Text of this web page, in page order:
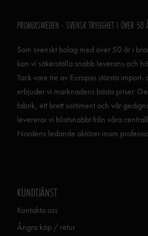
PROMIXSWEDEN - SVENSK TRYGGHET I ÖVER 50
Som svenskt bolag med över 50 år i
kan vi säkerställa snabb leverans och
Tack vare tre av Europas största
erbjuder vi marknadens bästa priser.
fabrik, ett brett sortiment och vår
levererar vi blixtsnabbt från våra
Nordens ledande aktörer inom
KUNDTJÄNST
Kontakta oss
Ångra köp / retur